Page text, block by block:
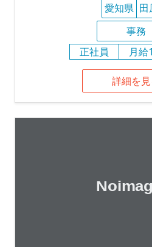
愛知県 田
事務
正社員
月給
詳細を